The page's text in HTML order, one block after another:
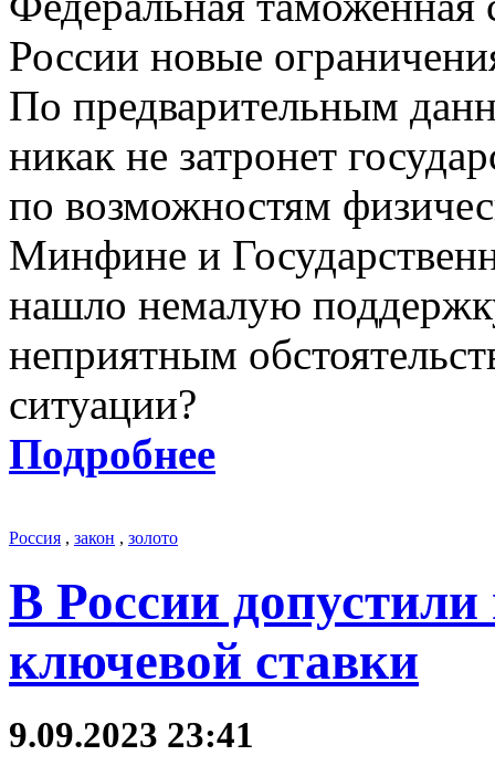
России новые
По предварительным
никак не затронет
по возможностям
Минфине и
нашло немалую
неприятным
ситуации?
Подробнее
Россия , закон , золото
В России
ключевой ставки
9.09.2023 23:41